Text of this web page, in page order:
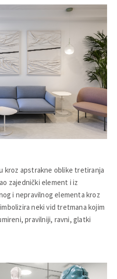
kroz apstrakne oblike tretiranja
zajednički element i iz
i nepravilnog elementa kroz
neki vid tretmana kojim
pravilniji, ravni, glatki